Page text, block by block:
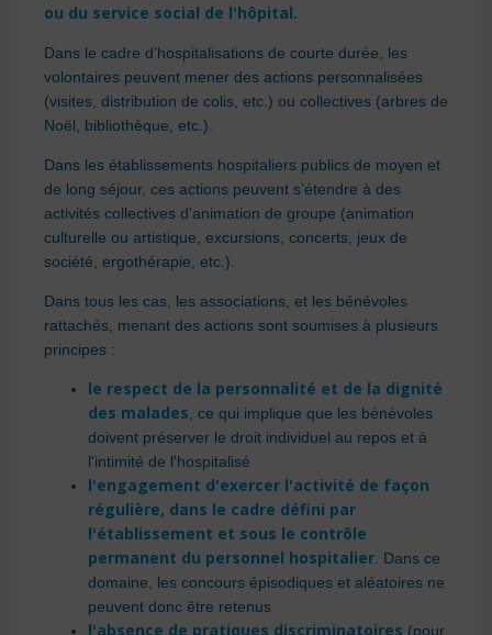
ou du service social de l'hôpital.
Dans le cadre d’hospitalisations de courte durée, les
volontaires peuvent mener des actions personnalisées
(visites, distribution de colis, etc.) ou collectives (arbres de
Noël, bibliothèque, etc.).
Dans les établissements hospitaliers publics de moyen et
de long séjour, ces actions peuvent s’étendre à des
activités collectives d'animation de groupe (animation
culturelle ou artistique, excursions, concerts, jeux de
société, ergothérapie, etc.).
Dans tous les cas, les associations, et les bénévoles
rattachés, menant des actions sont soumises à plusieurs
principes :
le respect de la personnalité et de la dignité
des malades , ce qui implique que les bénévoles
doivent préserver le droit individuel au repos et à
l'intimité de l'hospitalisé
l'engagement d'exercer l'activité de façon
régulière, dans le cadre défini par
l'établissement et sous le contrôle
permanent du personnel hospitalier . Dans ce
domaine, les concours épisodiques et aléatoires ne
peuvent donc être retenus
l'absence de pratiques discriminatoires (pour